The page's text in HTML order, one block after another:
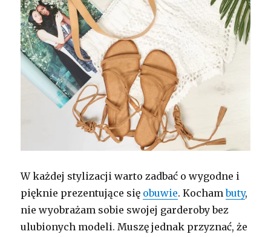
W każdej stylizacji warto zadbać o wygodne i
pięknie prezentujące się obuwie. Kochambuty,
nie wyobrażam sobie swojej garderoby bez
ulubionych modeli. Muszę jednak przyznać, że